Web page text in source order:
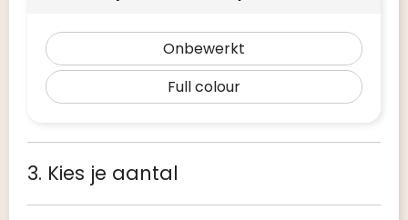
Onbewerkt
Full colour
3. Kies je aantal